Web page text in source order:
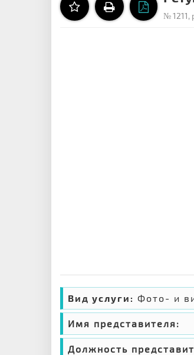
№ 1211,
Вид услуги: Фото- и
Имя представителя:
Должность